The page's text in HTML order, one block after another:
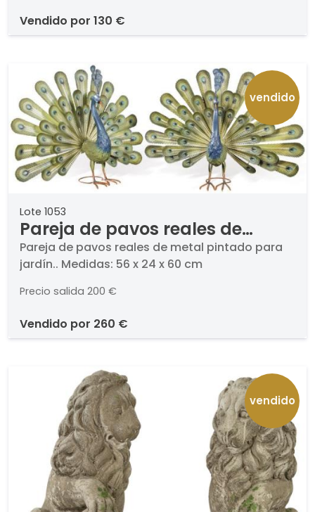
vendido por 130 €
vendido
Lote 1053
Pareja de pavos reales de
metal pintado para jardín
Pareja de pavos reales de metal pintado para
jardín.. Medidas: 56 x 24 x 60 cm
Precio salida 200 €
vendido por 260 €
vendido